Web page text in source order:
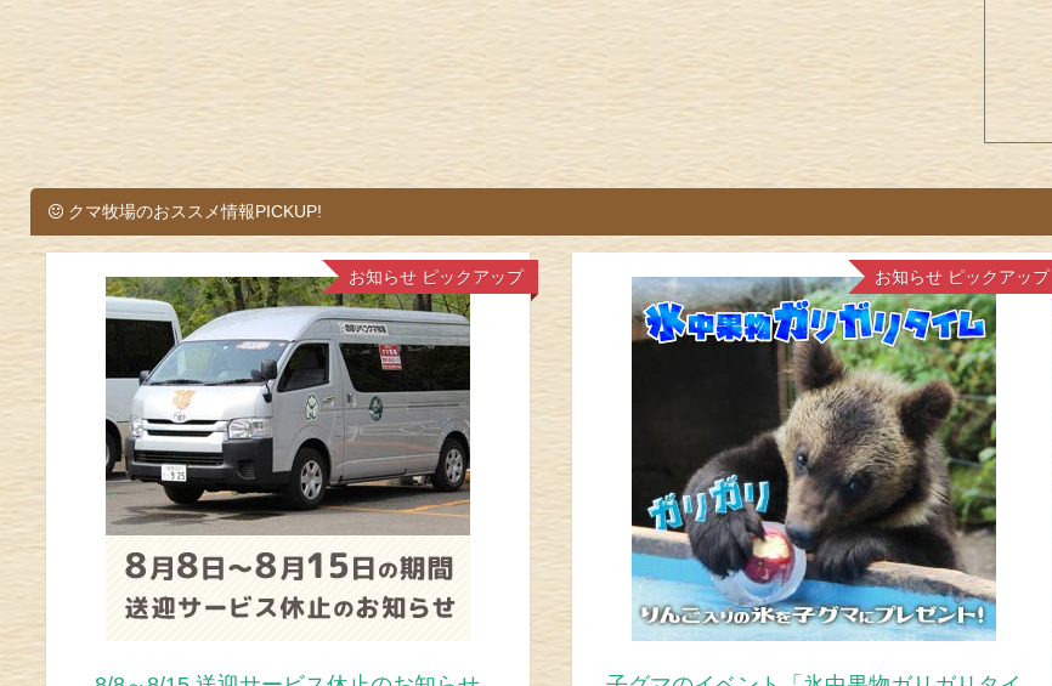
クマ牧場のおススメ情報PICKUP!
お知らせ ピックアップ お知らせ ピックアップ